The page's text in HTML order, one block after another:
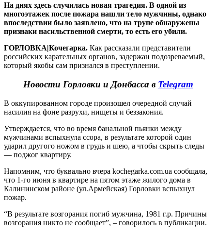
На днях здесь случилась новая трагедия. В одной из
многоэтажек после пожара нашли тело мужчины, однако
впоследствии было заявлено, что на трупе обнаружены
признаки насильственной смерти, то есть его убили.
ГОРЛОВКА|Кочегарка. Как рассказали представители
российских карательных органов, задержан подозреваемый,
который якобы сам признался в преступлении.
Новости Горловки и Донбасса в Telegram
В оккупированном городе произошел очередной случай
насилия на фоне разрухи, нищеты и беззакония.
Утверждается, что во время банальной пьянки между
мужчинами вспыхнула ссора, в результате которой один
ударил другого ножом в грудь и шею, а чтобы скрыть следы
— поджог квартиру.
Напомним, что буквально вчера kochegarka.com.ua сообщала,
что 1-го июня в квартире на пятом этаже жилого дома в
Калининском районе (ул.Армейская) Горловки вспыхнул
пожар.
“В результате возгорания погиб мужчина, 1981 г.р. Причины
возгорания никто не сообщает”, – говорилось в публикации.